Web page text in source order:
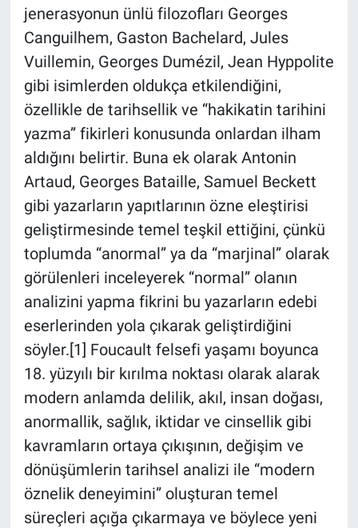
jenerasyonun ünlü filozofları Georges
Canguilhem, Gaston Bachelard, Jules
Vuillemin, Georges Dumézil, Jean Hyppolite
gibi isimlerden oldukça etkilendiğini,
özellikle de tarihsellik ve “hakikatin tarihini
yazma” fikirleri konusunda onlardan ilham
aldığını belirtir. Buna ek olarak Antonin
Artaud, Georges Bataille, Samuel Beckett
gibi yazarların yapıtlarının özne eleştirisi
geliştirmesinde temel teşkil ettiğini, çünkü
toplumda “anormal” ya da “marjinal” olarak
görülenleri inceleyerek “normal” olanın
analizini yapma fikrini bu yazarların edebi
eserlerinden yola çıkarak geliştirdiğini
söyler.[1] Foucault felsefi yaşamı boyunca
18. yüzyılı bir kırılma noktası olarak alarak
modern anlamda delilik, akıl, insan doğası,
anormallik, sağlık, iktidar ve cinsellik gibi
kavramların ortaya çıkışının, değişim ve
dönüşümlerin tarihsel analizi ile “modern
öznelik deneyimini” oluşturan temel
süreçleri açığa çıkarmaya ve böylece yeni